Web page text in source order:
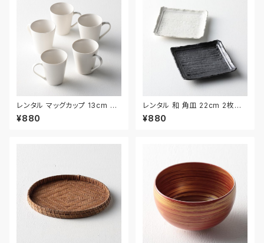
レンタル マッグカップ 13cm 5
客セット｜MAG001
¥880
レンタル 和 角皿 22cm 2枚セッ
ト｜WKA007
¥880